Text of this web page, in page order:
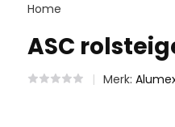
Home
ASC
Merk: